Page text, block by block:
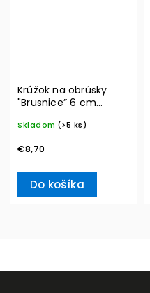
Krúžok na obrúsky
"Brusnice” 6 cm
Accessoires – Villeroy
Skladom (>5 ks)
€8,70
Do košíka